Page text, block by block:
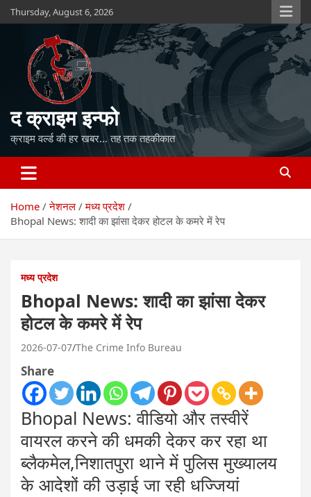
Skip
to
Thursday, August 6, 2026
द क्राइम इन्फो
क्राइम वर्ल्ड की हर खबर… तह तक तहकीकात
Home नेशनल
मध्य प्रदेश
Bhopal News: शादी का झांसा देकर होटल के कमरे में रेप
मध्य प्रदेश
Bhopal News: शादी का झांसा देकर
होटल के कमरे में रेप
2026-07-07 The Crime Info Bureau
Share
Bhopal News: वीडियो और तस्वीरें
वायरल करने की धमकी देकर कर रहा था
ब्लैकमेल,निशातपुरा थाने में पुलिस मुख्यालय
के आदेशों की उड़ाई जा रही धज्जियां